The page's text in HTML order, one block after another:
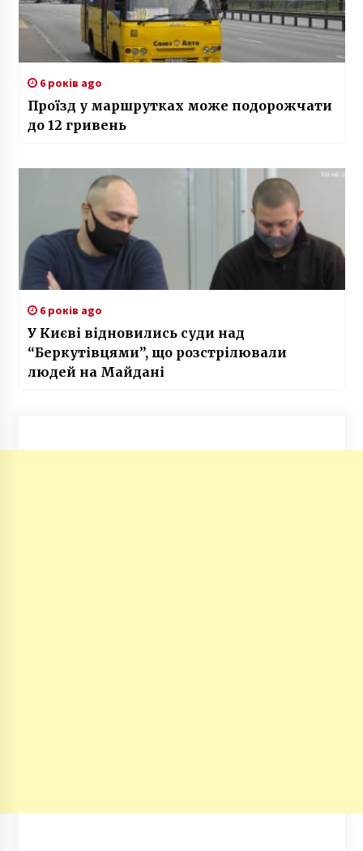
6 років ago
Проїзд у маршрутках може подорожчати
до 12 гривень
6 років ago
У Києві відновились суди над
“Беркутівцями”, що розстрілювали
людей на Майдані